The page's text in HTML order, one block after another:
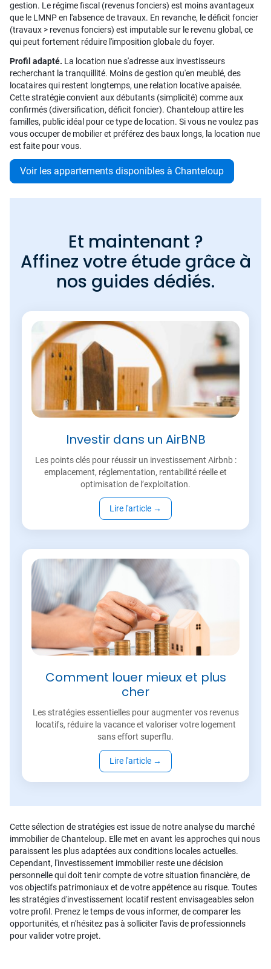
gestion. Le régime fiscal (revenus fonciers) est moins avantageux
que le LMNP en l'absence de travaux. En revanche, le déficit foncier
(travaux > revenus fonciers) est imputable sur le revenu global, ce
qui peut fortement réduire l'imposition globale du foyer.
Profil adapté. La location nue s'adresse aux investisseurs
recherchant la tranquillité. Moins de gestion qu'en meublé, des
locataires qui restent longtemps, une relation locative apaisée.
Cette stratégie convient aux débutants (simplicité) comme aux
confirmés (diversification, déficit foncier). Chanteloup attire les
familles, public idéal pour ce type de location. Si vous ne voulez pas
vous occuper de mobilier et préférez des baux longs, la location nue
est faite pour vous.
Voir les appartements disponibles à Chanteloup
Et maintenant ?
Affinez votre étude grâce à
nos guides dédiés.
Investir dans un AirBNB
Les points clés pour réussir un investissement Airbnb :
emplacement, réglementation, rentabilité réelle et
optimisation de l’exploitation.
Lire l'article →
Comment louer mieux et plus
cher
Les stratégies essentielles pour augmenter vos revenus
locatifs, réduire la vacance et valoriser votre logement
sans effort superflu.
Lire l'article →
Cette sélection de stratégies est issue de notre analyse du marché
immobilier de Chanteloup. Elle met en avant les approches qui nous
paraissent les plus adaptées aux conditions locales actuelles.
Cependant, l'investissement immobilier reste une décision
personnelle qui doit tenir compte de votre situation financière, de
vos objectifs patrimoniaux et de votre appétence au risque. Toutes
les stratégies d'investissement locatif restent envisageables selon
votre profil. Prenez le temps de vous informer, de comparer les
opportunités, et n'hésitez pas à solliciter l'avis de professionnels
pour valider votre projet.